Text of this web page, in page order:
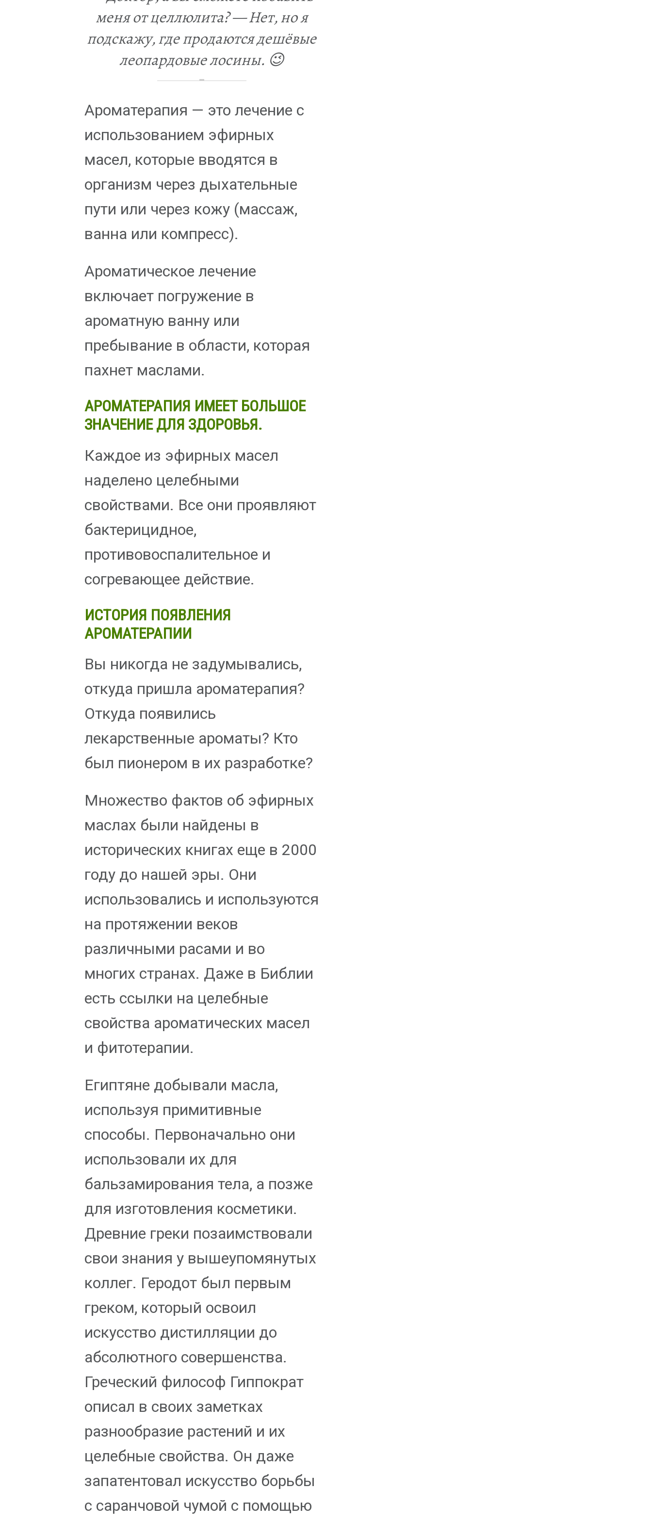
меня от целлюлита? — Нет, но я
подскажу, где продаются дешёвые
леопардовые лосины. 😉
Ароматерапия — это лечение с
использованием эфирных
масел, которые вводятся в
организм через дыхательные
пути или через кожу (массаж,
ванна или компресс).
Ароматическое лечение
включает погружение в
ароматную ванну или
пребывание в области, которая
пахнет маслами.
АРОМАТЕРАПИЯ ИМЕЕТ БОЛЬШОЕ
ЗНАЧЕНИЕ ДЛЯ ЗДОРОВЬЯ.
Каждое из эфирных масел
наделено целебными
свойствами. Все они проявляют
бактерицидное,
противовоспалительное и
согревающее действие.
ИСТОРИЯ ПОЯВЛЕНИЯ
АРОМАТЕРАПИИ
Вы никогда не задумывались,
откуда пришла ароматерапия?
Откуда появились
лекарственные ароматы? Кто
был пионером в их разработке?
Множество фактов об эфирных
маслах были найдены в
исторических книгах еще в 2000
году до нашей эры. Они
использовались и используются
на протяжении веков
различными расами и во
многих странах. Даже в Библии
есть ссылки на целебные
свойства ароматических масел
и фитотерапии.
Египтяне добывали масла,
используя примитивные
способы. Первоначально они
использовали их для
бальзамирования тела, а позже
для изготовления косметики.
Древние греки позаимствовали
свои знания у вышеупомянутых
коллег. Геродот был первым
греком, который освоил
искусство дистилляции до
абсолютного совершенства.
Греческий философ Гиппократ
описал в своих заметках
разнообразие растений и их
целебные свойства. Он даже
запатентовал искусство борьбы
с саранчовой чумой с помощью